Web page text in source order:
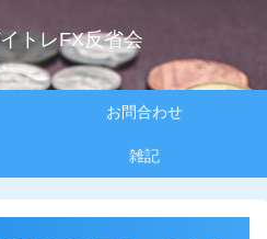
トレFX反省会
お問合わせ
雑記